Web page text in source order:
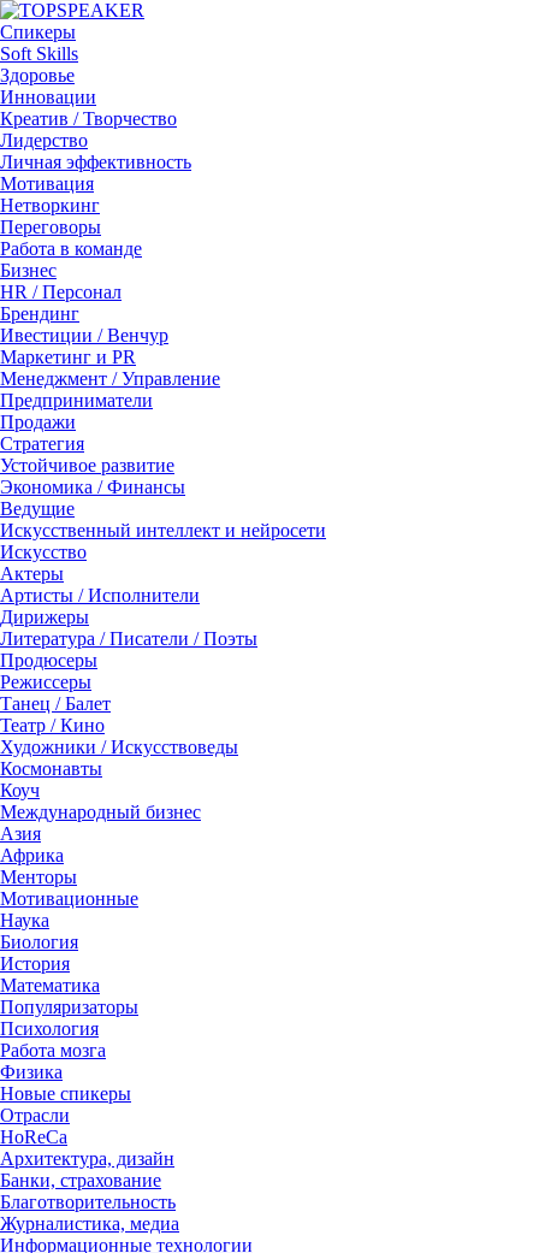
Спикеры
Soft Skills
Здоровье
Инновации
Креатив / Творчество
Лидерство
Личная эффективность
Мотивация
Нетворкинг
Переговоры
Работа в команде
Бизнес
HR / Персонал
Брендинг
Ивестиции / Венчур
Маркетинг и PR
Менеджмент / Управление
Предприниматели
Продажи
Стратегия
Устойчивое развитие
Экономика / Финансы
Ведущие
Искусственный интеллект и нейросети
Искусство
Актеры
Артисты / Исполнители
Дирижеры
Литература / Писатели / Поэты
Продюсеры
Режиссеры
Танец / Балет
Театр / Кино
Художники / Искусствоведы
Космонавты
Коуч
Международный бизнес
Азия
Африка
Менторы
Мотивационные
Наука
Биология
История
Математика
Популяризаторы
Психология
Работа мозга
Физика
Новые спикеры
Отрасли
HoReCa
Архитектура, дизайн
Банки, страхование
Благотворительность
Журналистика, медиа
Информационные технологии